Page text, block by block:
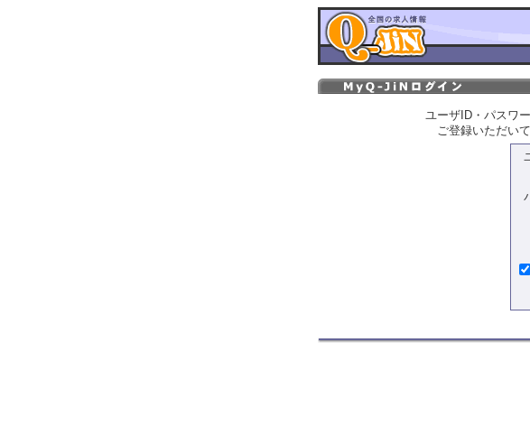
ユーザID・パスワ
ご登録いただい